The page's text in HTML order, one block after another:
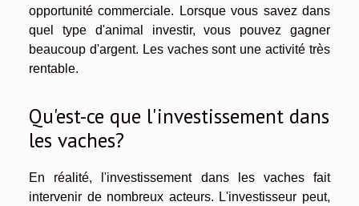
opportunité commerciale. Lorsque vous savez dans
quel type d'animal investir, vous pouvez gagner
beaucoup d'argent. Les vaches sont une activité très
rentable.
Qu'est-ce que l'investissement dans
les vaches?
En réalité, l'investissement dans les vaches fait
intervenir de nombreux acteurs. L'investisseur peut,